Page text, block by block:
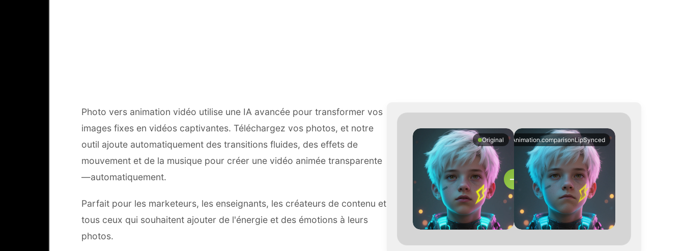
Photo vers animation vidéo utilise une IA avancée pour transformer vos
images fixes en vidéos captivantes. Téléchargez vos photos, et notre
outil ajoute automatiquement des transitions fluides, des effets de
mouvement et de la musique pour créer une vidéo animée transparente
—automatiquement.
Parfait pour les marketeurs, les enseignants, les créateurs de contenu et
tous ceux qui souhaitent ajouter de l'énergie et des émotions à leurs
photos.
Original
→
photoToVideoAnimation.comparisonLipSynced